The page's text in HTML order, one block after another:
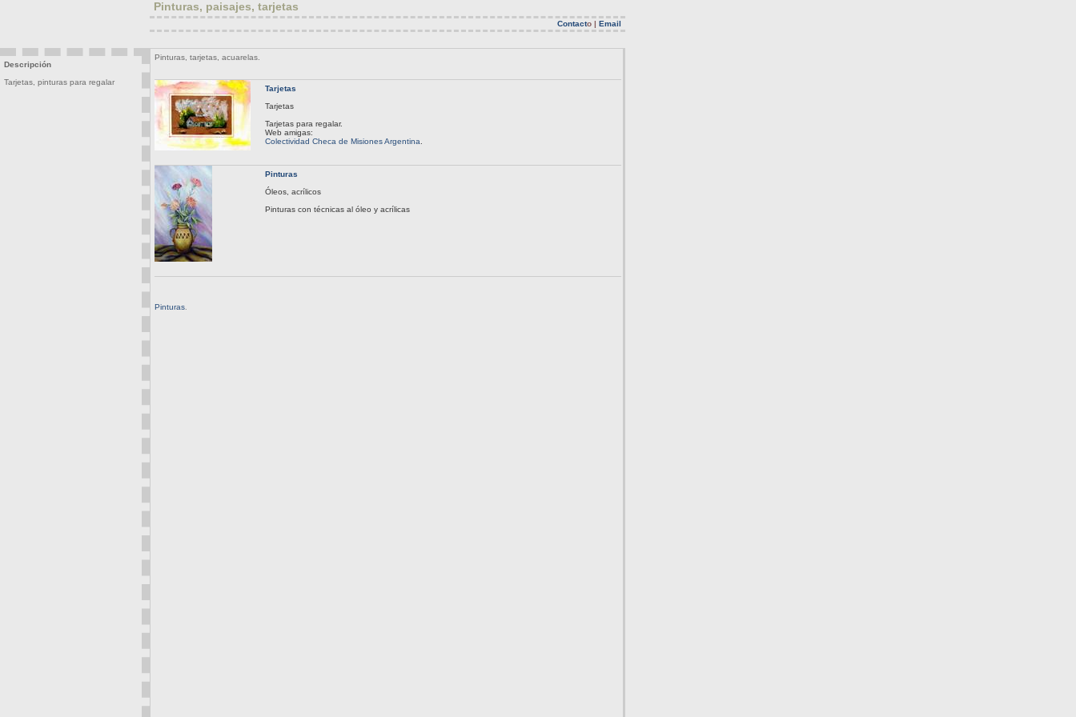
Pinturas, paisajes, tarjetas
Contacto | Email
Descripción
Tarjetas, pinturas para regalar
Pinturas, tarjetas, acuarelas.
Tarjetas
Tarjetas
Tarjetas para regalar.
Web amigas:
Colectividad Checa de Misiones Argentina
Pinturas
Óleos, acrílicos
Pinturas con técnicas al óleo y acrílicas
Pinturas.